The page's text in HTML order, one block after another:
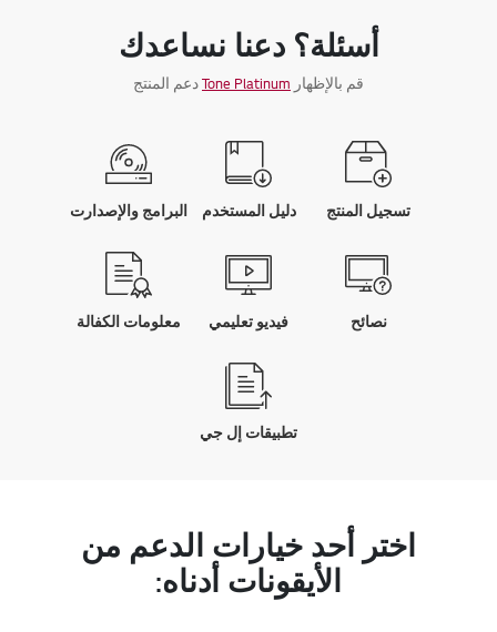
أسئلة؟ دعنا نساعدك
قم بالإظهار Tone Platinumدعم المنتج
تسجيل المنتج دليل المستخدم البرامج والإصدارت
نصائح فيديو تعليمي معلومات الكفالة
تطبيقات إل جي
اختر أحد خيارات الدعم من
الأيقونات أدناه: